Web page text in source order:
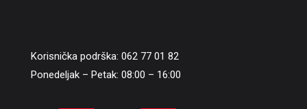
Korisnička podrška: 062 77 01 82
Ponedeljak – Petak: 08:00 – 16:00